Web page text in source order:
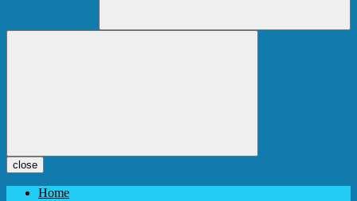
close
Home